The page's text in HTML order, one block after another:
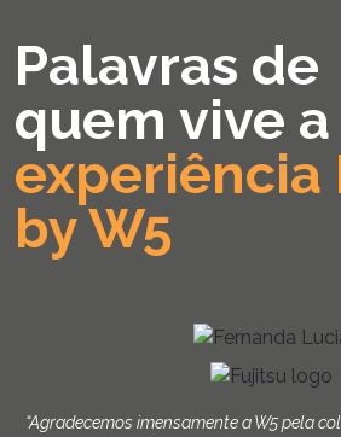
Palavras de
quem vive a
experiência
by W5
“Agradecemos imensamente a W5 pela